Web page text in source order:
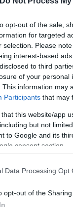
opt-out of the sale,
for targeted
selection. Please
interest-based
to third
of your personal
This information may
Participants that may
that this website/app
but not
to Google and its
consent section.
Data Processing Opt
opt-out of the
μειώθηκε στο
αυξήθηκε στα
Flash.grστην
παραγωγή